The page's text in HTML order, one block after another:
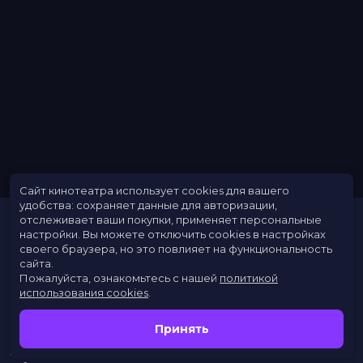
Расписание
Скоро в кино
Заведения
Сайт кинотеатра использует cookies для вашего
удобства: сохраняет данные для авторизации,
отслеживает ваши покупки, применяет персональные
настройки. Вы можете отключить cookies в настройках
своего браузера, но это повлияет на функциональность
сайта.
Пожалуйста, ознакомьтесь с нашей политикой
использования cookies
Принять